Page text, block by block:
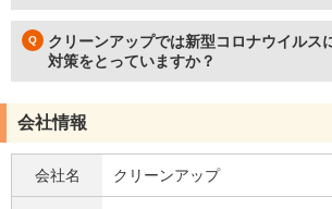
クリーンアップでは新型コロナウイルス
対策をとっていますか？
会社情報
会社名 クリーンアップ